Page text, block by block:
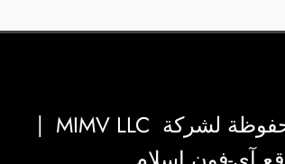
MIMV LLC
|